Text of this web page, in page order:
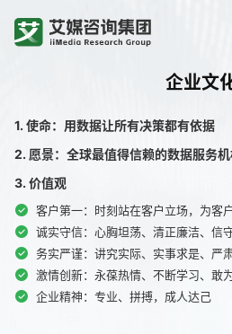
企业文
1. 使命：用数据让所有决策都有依据
2. 愿景：全球最值得信赖的数据服务
3. 价值观
客户第一：时刻站在客户立场，为客
诚实守信：心胸坦荡、清正廉洁、信
务实严谨：讲究实际、实事求是、严
激情创新：永葆热情、不断学习、敢
企业精神：专业、拼搏，成人达己